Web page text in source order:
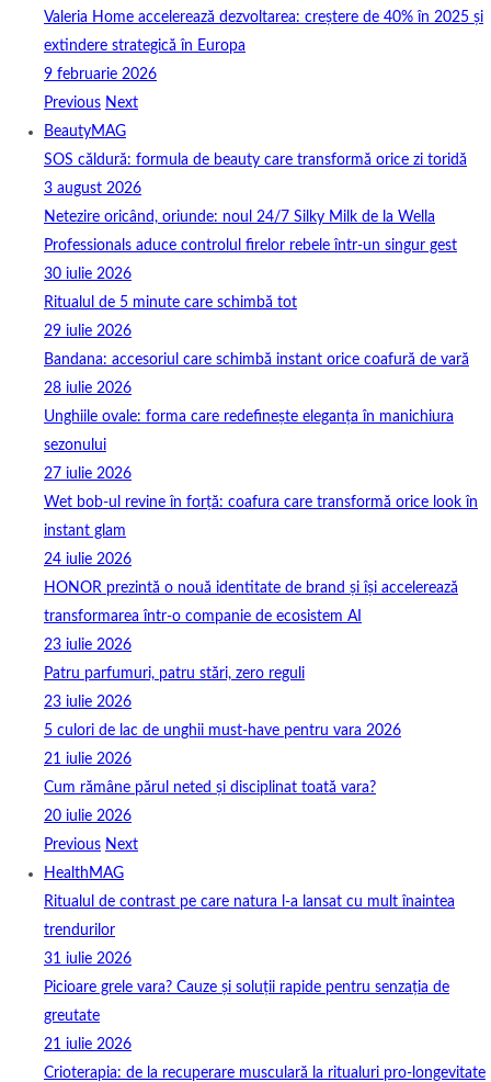
Valeria Home accelerează dezvoltarea: creștere de 40% în 2025 și
extindere strategică în Europa
9 februarie 2026
Previous Next
BeautyMAG
SOS căldură: formula de beauty care transformă orice zi toridă
3 august 2026
Netezire oricând, oriunde: noul 24/7 Silky Milk de la Wella
Professionals aduce controlul firelor rebele într-un singur gest
30 iulie 2026
Ritualul de 5 minute care schimbă tot
29 iulie 2026
Bandana: accesoriul care schimbă instant orice coafură de vară
28 iulie 2026
Unghiile ovale: forma care redefinește eleganța în manichiura
sezonului
27 iulie 2026
Wet bob-ul revine în forță: coafura care transformă orice look în
instant glam
24 iulie 2026
HONOR prezintă o nouă identitate de brand și își accelerează
transformarea într-o companie de ecosistem AI
23 iulie 2026
Patru parfumuri, patru stări, zero reguli
23 iulie 2026
5 culori de lac de unghii must‑have pentru vara 2026
21 iulie 2026
Cum rămâne părul neted și disciplinat toată vara?
20 iulie 2026
Previous Next
HealthMAG
Ritualul de contrast pe care natura l-a lansat cu mult înaintea
trendurilor
31 iulie 2026
Picioare grele vara? Cauze și soluții rapide pentru senzația de
greutate
21 iulie 2026
Crioterapia: de la recuperare musculară la ritualuri pro‑longevitate